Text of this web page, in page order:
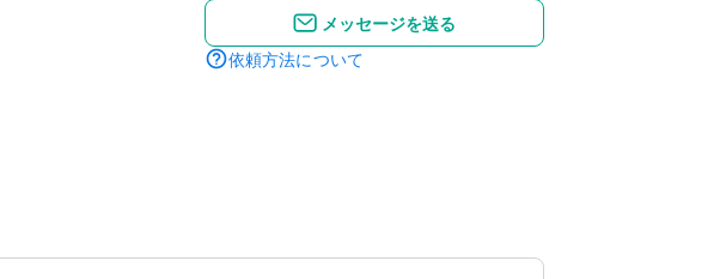
メッセージを送る
依頼方法について